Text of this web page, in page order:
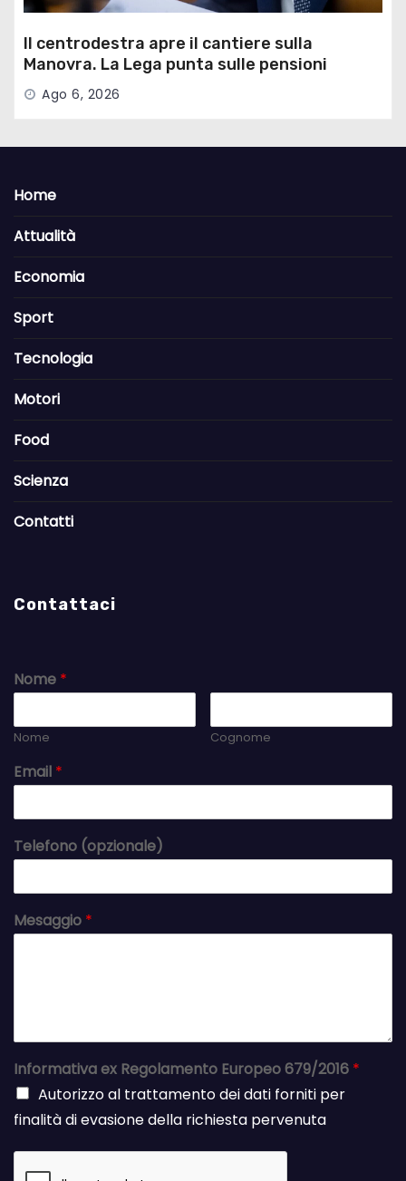
Il centrodestra apre il cantiere sulla
Manovra. La Lega punta sulle pensioni
Ago 6, 2026
Home
Attualità
Economia
Sport
Tecnologia
Motori
Food
Scienza
Contatti
Contattaci
Nome *
Nome Cognome
Email *
Telefono (opzionale)
Mesaggio *
Informativa ex Regolamento Europeo 679/2016 *
Autorizzo al trattamento dei dati forniti per
finalità di evasione della richiesta pervenuta